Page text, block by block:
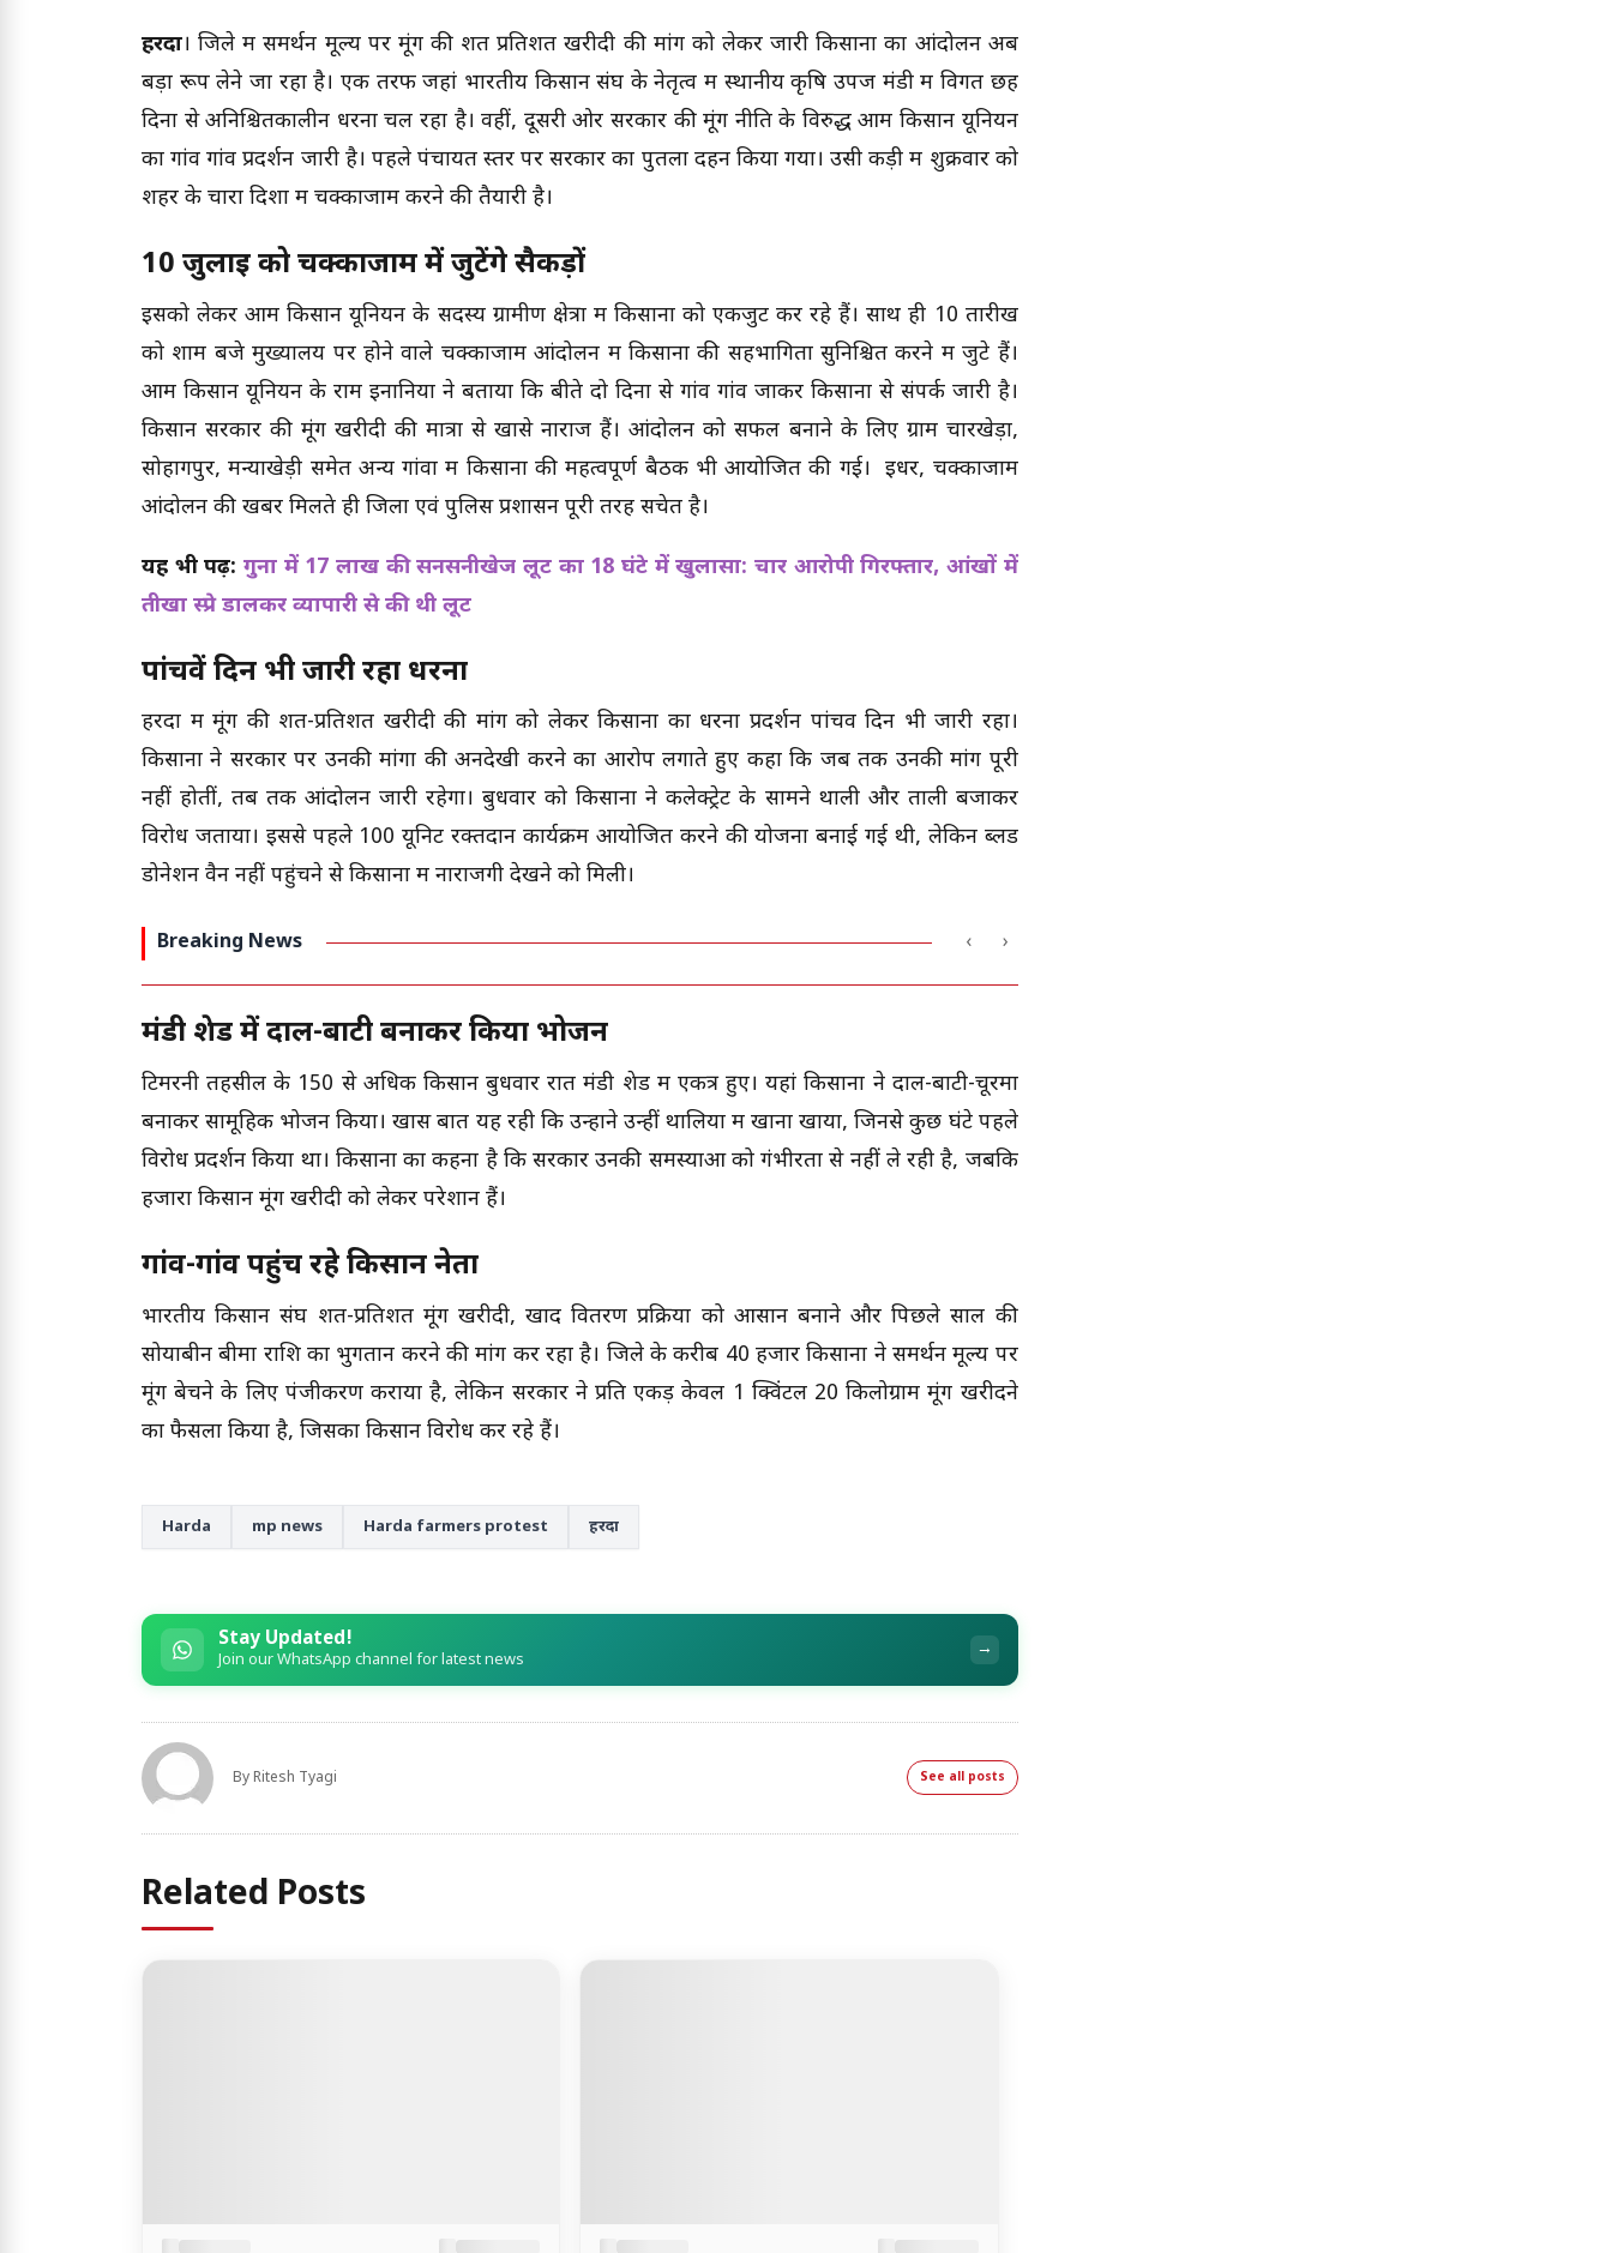
हरदा। जिले में समर्थन मूल्य पर मूंग की शत प्रतिशत खरीदी की मांग को लेकर जारी किसानों का आंदोलन अब
बड़ा रूप लेने जा रहा है। एक तरफ जहां भारतीय किसान संघ के नेतृत्व में स्थानीय कृषि उपज मंडी में विगत छह
दिनों से अनिश्चितकालीन धरना चल रहा है। वहीं, दूसरी ओर सरकार की मूंग नीति के विरुद्ध आम किसान यूनियन
का गांव गांव प्रदर्शन जारी है। पहले पंचायत स्तर पर सरकार का पुतला दहन किया गया। उसी कड़ी में शुक्रवार को
शहर के चारों दिशा में चक्काजाम करने की तैयारी है।
10 जुलाई को चक्काजाम में जुटेंगे सैकड़ों
इसको लेकर आम किसान यूनियन के सदस्य ग्रामीण क्षेत्रों में किसानों को एकजुट कर रहे हैं। साथ ही 10 तारीख
को शाम बजे मुख्यालय पर होने वाले चक्काजाम आंदोलन में किसानों की सहभागिता सुनिश्चित करने में जुटे हैं।
आम किसान यूनियन के राम इनानिया ने बताया कि बीते दो दिनों से गांव गांव जाकर किसानों से संपर्क जारी है।
किसान सरकार की मूंग खरीदी की मात्रा से खासे नाराज हैं। आंदोलन को सफल बनाने के लिए ग्राम चारखेड़ा,
सोहागपुर, मन्याखेड़ी समेत अन्य गांवों में किसानों की महत्वपूर्ण बैठक भी आयोजित की गई। इधर, चक्काजाम
आंदोलन की खबर मिलते ही जिला एवं पुलिस प्रशासन पूरी तरह सचेत है।
यह भी पढ़ें: गुना में 17 लाख की सनसनीखेज लूट का 18 घंटे में खुलासा: चार आरोपी गिरफ्तार, आंखों में
तीखा स्प्रे डालकर व्यापारी से की थी लूट
पांचवें दिन भी जारी रहा धरना
हरदा में मूंग की शत-प्रतिशत खरीदी की मांग को लेकर किसानों का धरना प्रदर्शन पांचवें दिन भी जारी रहा।
किसानों ने सरकार पर उनकी मांगों की अनदेखी करने का आरोप लगाते हुए कहा कि जब तक उनकी मांगें पूरी
नहीं होतीं, तब तक आंदोलन जारी रहेगा। बुधवार को किसानों ने कलेक्ट्रेट के सामने थाली और ताली बजाकर
विरोध जताया। इससे पहले 100 यूनिट रक्तदान कार्यक्रम आयोजित करने की योजना बनाई गई थी, लेकिन ब्लड
डोनेशन वैन नहीं पहुंचने से किसानों में नाराजगी देखने को मिली।
Breaking News ‹ ›
मंडी शेड में दाल-बाटी बनाकर किया भोजन
टिमरनी तहसील के 150 से अधिक किसान बुधवार रात मंडी शेड में एकत्र हुए। यहां किसानों ने दाल-बाटी-चूरमा
बनाकर सामूहिक भोजन किया। खास बात यह रही कि उन्होंने उन्हीं थालियों में खाना खाया, जिनसे कुछ घंटे पहले
विरोध प्रदर्शन किया था। किसानों का कहना है कि सरकार उनकी समस्याओं को गंभीरता से नहीं ले रही है, जबकि
हजारों किसान मूंग खरीदी को लेकर परेशान हैं।
गांव-गांव पहुंच रहे किसान नेता
भारतीय किसान संघ शत-प्रतिशत मूंग खरीदी, खाद वितरण प्रक्रिया को आसान बनाने और पिछले साल की
सोयाबीन बीमा राशि का भुगतान करने की मांग कर रहा है। जिले के करीब 40 हजार किसानों ने समर्थन मूल्य पर
मूंग बेचने के लिए पंजीकरण कराया है, लेकिन सरकार ने प्रति एकड़ केवल 1 क्विंटल 20 किलोग्राम मूंग खरीदने
का फैसला किया है, जिसका किसान विरोध कर रहे हैं।
Harda mp news Harda farmers protest हरदा
Stay Updated!
Join our WhatsApp channel for latest news →
By Ritesh Tyagi See all posts
Related Posts